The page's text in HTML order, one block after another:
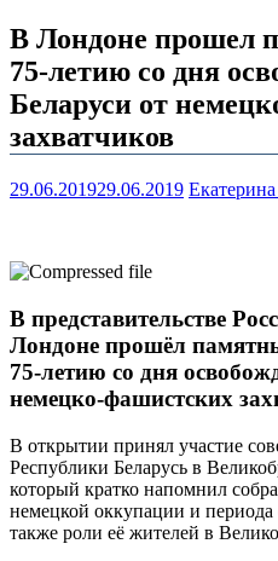
В Лондоне прошел
75-летию со дня
Беларуси от
захватчиков
29.06.201929.06.2019
В представительстве
Лондоне прошёл
75-летию со дня
немецко-фашистских
В открытии принял участие
Республики Беларусь в
который кратко напомнил
немецкой оккупации и периода
также роли её жителей в